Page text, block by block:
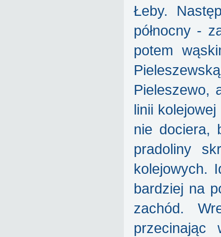
Łeby.
północny -
potem
Pieleszewo,
linii
nie dociera,
pradoliny
kolejowych.
bardziej na
zachód.
przecinając